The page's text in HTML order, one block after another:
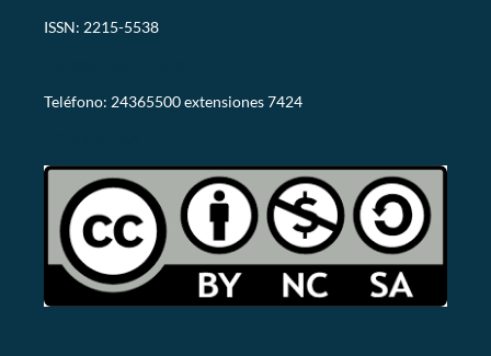
ISSN: 2215-5538
Teléfono: 24365500 extensiones 7424